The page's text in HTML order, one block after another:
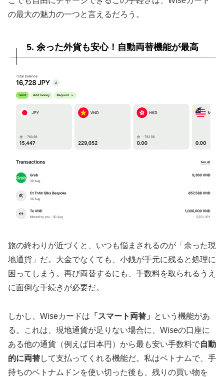
の最大の魅力の一つと言えるだろう。
5. 余った外貨も安心！自動両替機能が最高
旅の終わりが近づくと、いつも悩まされるのが「余った現
地通貨」だ。大金でなくても、小銭が手元に残ると処理に
困ってしまう。再び両替するにも、手数料を取られるうえ
に面倒な手続きが必要だ。
しかし、Wiseカードは 「スマート両替」
という機能があ
る。これは、現地通貨が足りない場合に、Wiseの口座に
ある他の通貨（例えば日本円）から最も安い手数料で自動
的に両替して支払ってくれる機能だ。私はベトナムで、手
持ちのベトナムドンを使い切った後も、残りの買い物を